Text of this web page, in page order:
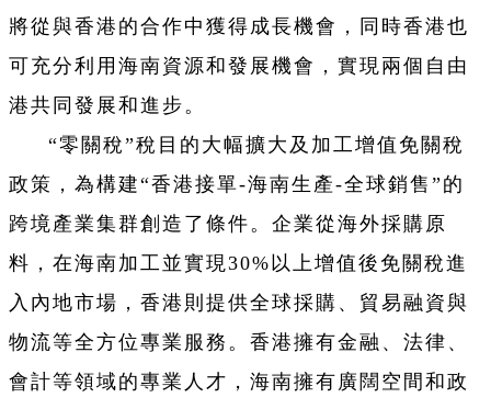
將從與香港的合作中獲得成長機會，同時香港也
可充分利用海南資源和發展機會，實現兩個自由
港共同發展和進步。
“零關稅”稅目的大幅擴大及加工增值免關稅
政策，為構建“香港接單-海南生產-全球銷售”的
跨境產業集群創造了條件。企業從海外採購原
料，在海南加工並實現30%以上增值後免關稅進
入內地市場，香港則提供全球採購、貿易融資與
物流等全方位專業服務。香港擁有金融、法律、
會計等領域的專業人才，海南擁有廣闊空間和政